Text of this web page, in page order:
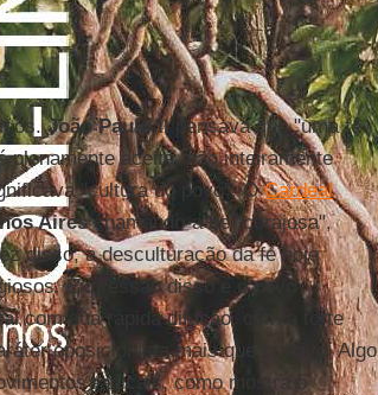
João Paulo IIpensava que "uma fé
plenamente aceita, não inteiramente
"cultura do povo". OCardeal
Aireschamando-a de "corajosa",
disso, a desculturação da fé hoje
Expressão disso é o novo
com sua rápida difusão, com a forte
oposicionista mais que criativo. Algo
radicais, como mostra o